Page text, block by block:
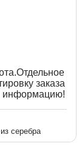
заказа
информацию!
серебра